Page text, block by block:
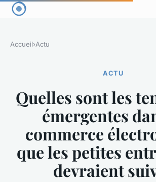
Accueil›Actu
ACTU
Quelles sont les
émergentes
commerce
que les petites
devraient